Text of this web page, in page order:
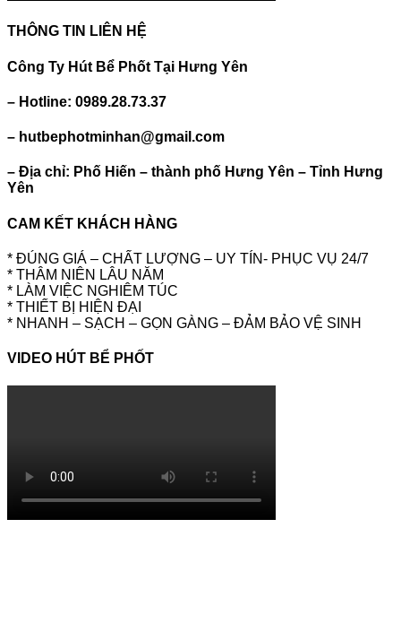
THÔNG TIN LIÊN HỆ
Công Ty Hút Bể Phốt Tại Hưng Yên
– Hotline: 0989.28.73.37
– hutbephotminhan@gmail.com
– Địa chỉ: Phố Hiến – thành phố Hưng Yên – Tỉnh Hưng
Yên
CAM KẾT KHÁCH HÀNG
* ĐÚNG GIÁ – CHẤT LƯỢNG – UY TÍN- PHỤC VỤ 24/7
* THÂM NIÊN LÂU NĂM
* LÀM VIỆC NGHIÊM TÚC
* THIẾT BỊ HIỆN ĐẠI
* NHANH – SẠCH – GỌN GÀNG – ĐẢM BẢO VỆ SINH
VIDEO HÚT BỂ PHỐT